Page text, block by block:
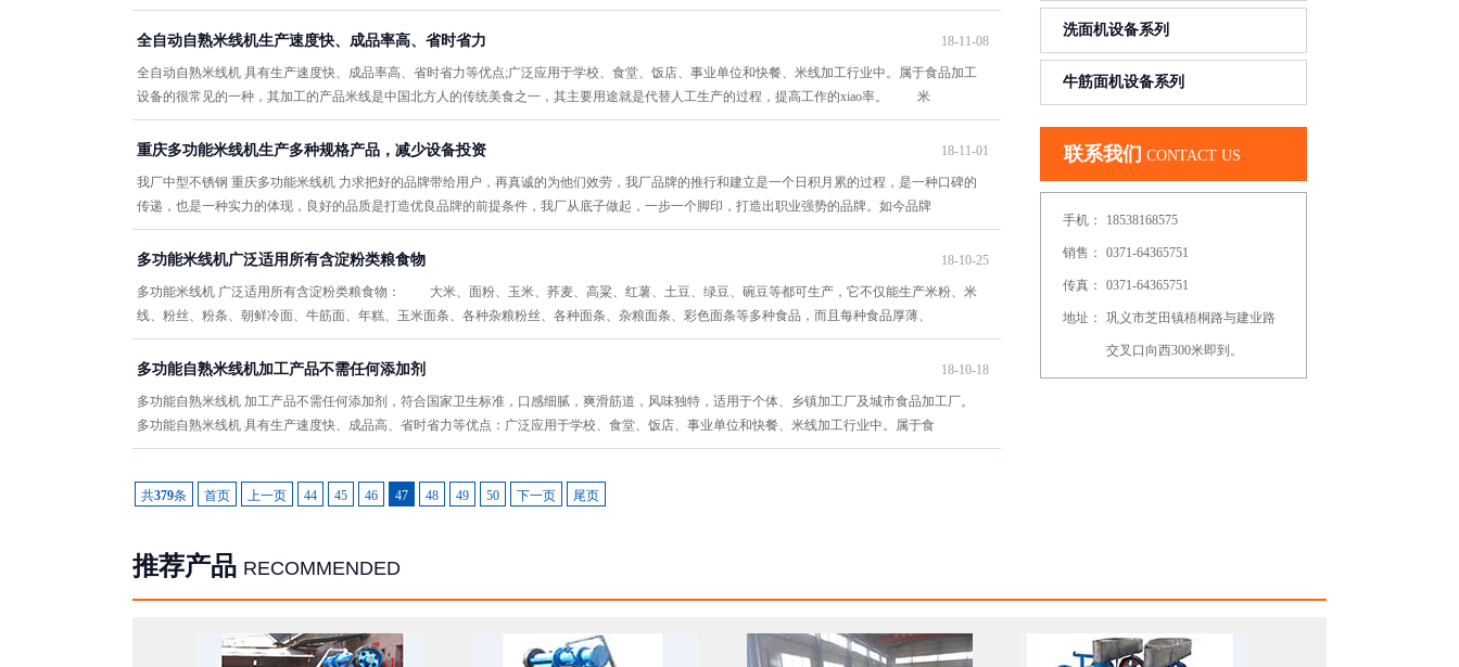
洗面机设备系列
牛筋面机设备系列
联系我们 CONTACT US
手机： 18538168575
销售： 0371-64365751
传真： 0371-64365751
地址： 巩义市芝田镇梧桐路与建业路
交叉口向西300米即到。
18-11-08
全自动自熟米线机生产速度快、成品率高、省时省力
全自动自熟米线机 具有生产速度快、成品率高、省时省力等优点;广泛应用于学校、食堂、饭店、事业单位和快餐、米线加工行业中。属于食品加工
设备的很常见的一种，其加工的产品米线是中国北方人的传统美食之一，其主要用途就是代替人工生产的过程，提高工作的xiao率。 米
18-11-01
重庆多功能米线机生产多种规格产品，减少设备投资
我厂中型不锈钢 重庆多功能米线机 力求把好的品牌带给用户，再真诚的为他们效劳，我厂品牌的推行和建立是一个日积月累的过程，是一种口碑的
传递，也是一种实力的体现，良好的品质是打造优良品牌的前提条件，我厂从底子做起，一步一个脚印，打造出职业强势的品牌。如今品牌
18-10-25
多功能米线机广泛适用所有含淀粉类粮食物
多功能米线机 广泛适用所有含淀粉类粮食物： 大米、面粉、玉米、荞麦、高粱、红薯、土豆、绿豆、碗豆等都可生产，它不仅能生产米粉、米
线、粉丝、粉条、朝鲜冷面、牛筋面、年糕、玉米面条、各种杂粮粉丝、各种面条、杂粮面条、彩色面条等多种食品，而且每种食品厚薄、
18-10-18
多功能自熟米线机加工产品不需任何添加剂
多功能自熟米线机 加工产品不需任何添加剂，符合国家卫生标准，口感细腻，爽滑筋道，风味独特，适用于个体、乡镇加工厂及城市食品加工厂。
多功能自熟米线机 具有生产速度快、成品高、省时省力等优点：广泛应用于学校、食堂、饭店、事业单位和快餐、米线加工行业中。属于食
共379条 首页 上一页 44 45 46 47 48 49 50 下一页 尾页
推荐产品 RECOMMENDED